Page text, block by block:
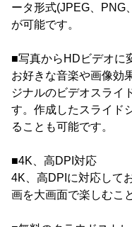
ータ形式(JPEG、PNG
が可能です。
■写真からHDビデオに
お好きな音楽や画像効
ジナルのビデオスライ
す。作成したスライド
ることも可能です。
■4K、高DPI対応
4K、高DPIに対応して
画を大画面で楽しむこ